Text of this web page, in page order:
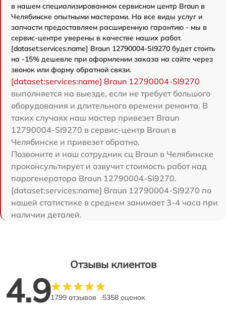
в нашем специализированном сервисном центр Braun в
Челябинске опытными мастерами. На все виды услуг и
запчасти предоставляем расширенную гарантию - мы в
сервис-центре уверены в качестве наших работ.
[dataset:services:name] Braun 12790004-SI9270 будет стоить
на -15% дешевле при оформлении заказа на сайте через
звонок или форму обратной связи.
[dataset:services:name] Braun 12790004-SI9270
выполняется на выезде, если не требует большого
оборудования и длительного времени ремонта. В
таких случаях наш мастер привезет Braun
12790004-SI9270 в сервис-центр Braun в
Челябинске и привезет обратно.
Позвоните и наш сотрудник сц Braun в Челябинске
проконсультирует и озвучит стоимость работ над
парогенератора Braun 12790004-SI9270.
[dataset:services:name] Braun 12790004-SI9270 по
нашей статистике в среднем занимает 3-4 часа при
наличии деталей.
Отзывы клиентов
4.91799 отзывов 5358 оценок